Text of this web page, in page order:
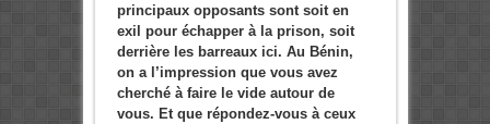
principaux opposants sont soit en
exil pour échapper à la prison, soit
derrière les barreaux ici. Au Bénin,
on a l’impression que vous avez
cherché à faire le vide autour de
vous. Et que répondez-vous à ceux